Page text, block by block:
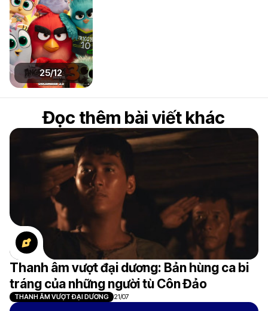
25/12
Đọc thêm bài viết khác
Thanh âm vượt đại dương: Bản hùng ca bi
tráng của những người tù Côn Đảo
THANH ÂM VƯỢT ĐẠI DƯƠNG 21/07